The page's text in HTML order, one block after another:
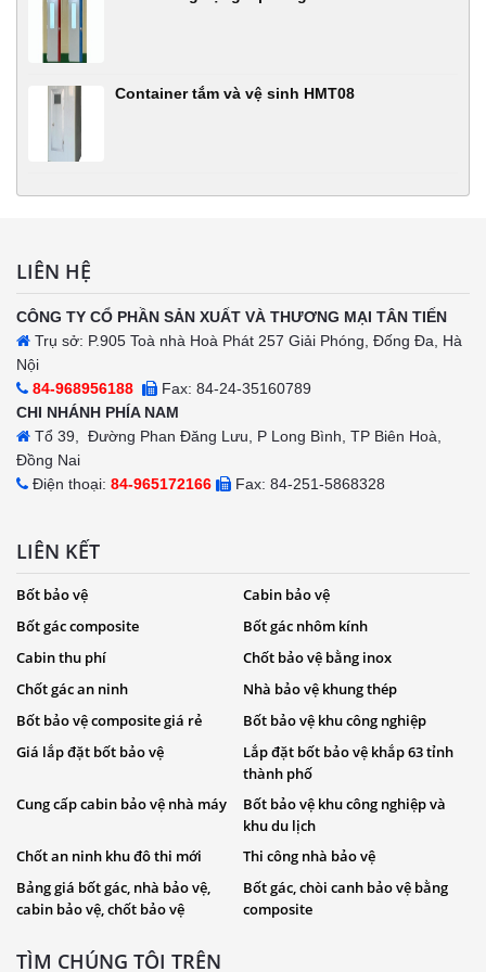
Container tắm và vệ sinh HMT08
LIÊN HỆ
CÔNG TY CỔ PHẦN SẢN XUẤT VÀ THƯƠNG MẠI TÂN TIẾN
Trụ sở: P.905 Toà nhà Hoà Phát 257 Giải Phóng, Đống Đa, Hà
Nội
84-968956188
Fax: 84-24-35160789
CHI NHÁNH PHÍA NAM
Tổ 39, Đường Phan Đăng Lưu, P Long Bình, TP Biên Hoà,
Đồng Nai
Điện thoại: 84-965172166 Fax: 84-251-5868328
LIÊN KẾT
Bốt bảo vệ
Cabin bảo vệ
Bốt gác composite
Bốt gác nhôm kính
Cabin thu phí
Chốt bảo vệ bằng inox
Chốt gác an ninh
Nhà bảo vệ khung thép
Bốt bảo vệ composite giá rẻ
Bốt bảo vệ khu công nghiệp
Giá lắp đặt bốt bảo vệ
Lắp đặt bốt bảo vệ khắp 63 tỉnh
thành phố
Cung cấp cabin bảo vệ nhà máy Bốt bảo vệ khu công nghiệp và
khu du lịch
Chốt an ninh khu đô thi mới
Thi công nhà bảo vệ
Bảng giá bốt gác, nhà bảo vệ,
cabin bảo vệ, chốt bảo vệ
Bốt gác, chòi canh bảo vệ bằng
composite
TÌM CHÚNG TÔI TRÊN